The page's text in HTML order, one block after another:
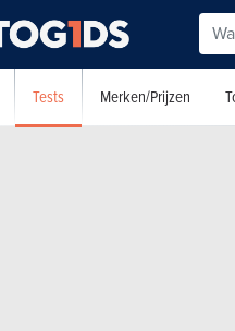
Tests Merken/Prijzen